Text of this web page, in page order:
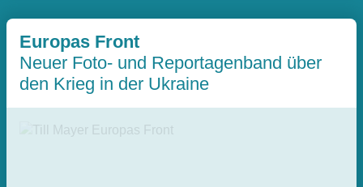
Europas Front
Neuer Foto- und Reportagenband über
den Krieg in der Ukraine